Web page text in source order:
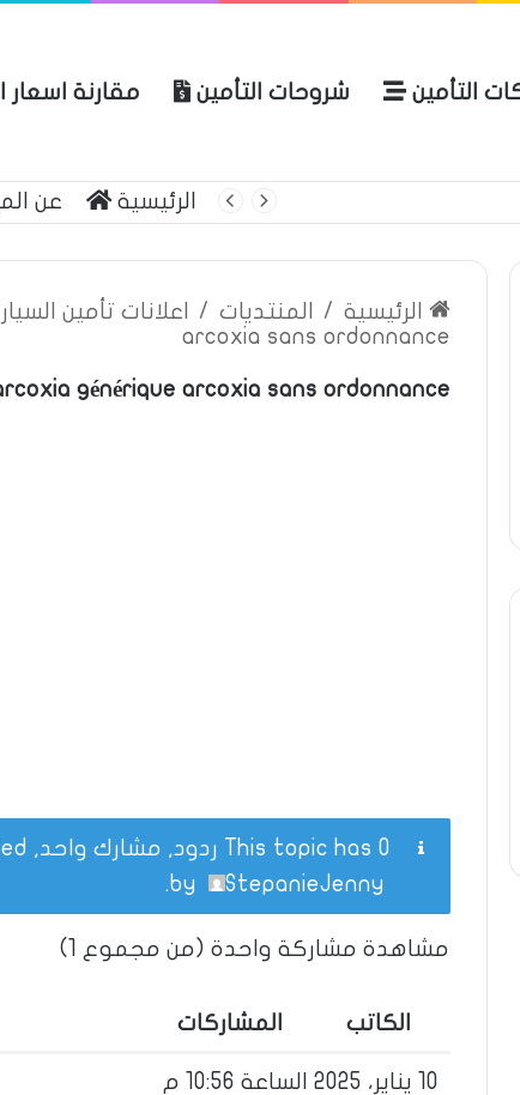
التأمين شروحات التأمين مقارنة اسعار
الرئيسية عن
الرئيسية / المنتديات / اعلانات تأمين
arcoxia sans ordonnance
générique arcoxia sans ordonnance
This topic has 0 ردود, مشارك واحد, and was last updated
by
StepanieJenny
.
مشاهدة مشاركة واحدة (من مجموع 1)
الكاتب المشاركات
10 يناير، 2025 الساعة 10:56 م